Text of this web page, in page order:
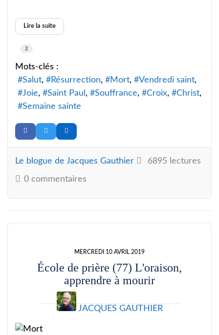
Lire la suite
2
Mots-clés :
Salut
Résurrection Mort
Vendredi saint
Joie
Saint Paul Souffrance Croix
Christ
Semaine sainte
Le blogue de Jacques Gauthier 6895 lectures
0 commentaires
MERCREDI 10 AVRIL 2019
École de prière (77) L'oraison,
apprendre à mourir
JACQUES GAUTHIER